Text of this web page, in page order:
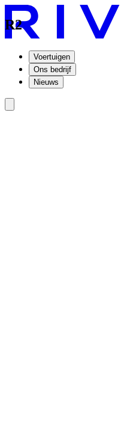
Voertuigen
Ons bedrijf
Nieuws
R2